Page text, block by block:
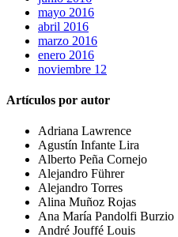
mayo 2016
abril 2016
marzo 2016
enero 2016
noviembre 12
Artículos por autor
Adriana Lawrence
Agustín Infante Lira
Alberto Peña Cornejo
Alejandro Führer
Alejandro Torres
Alina Muñoz Rojas
Ana María Pandolfi Burzio
André Jouffé Louis